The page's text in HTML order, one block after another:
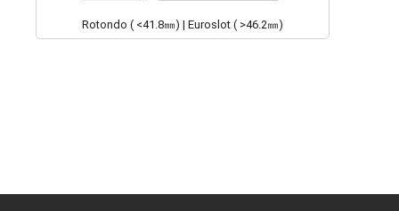
Rotondo ( <41.8㎜) | Euroslot ( >46.2㎜)